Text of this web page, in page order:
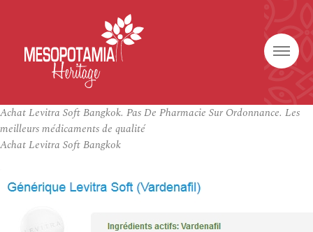
Achat Levitra Soft Bangkok. Pas De Pharmacie Sur Ordonnance. Les
meilleurs médicaments de qualité
Achat Levitra Soft Bangkok